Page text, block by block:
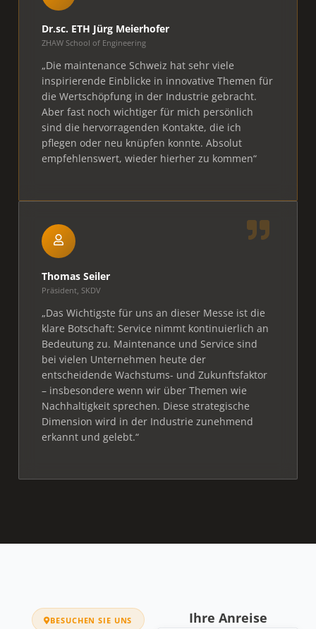
Dr.sc. ETH Jürg Meierhofer
ZHAW School of Engineering
„Die maintenance Schweiz hat sehr viele
inspirierende Einblicke in innovative Themen für
die Wertschöpfung in der Industrie gebracht.
Aber fast noch wichtiger für mich persönlich
sind die hervorragenden Kontakte, die ich
pflegen oder neu knüpfen konnte. Absolut
empfehlenswert, wieder hierher zu kommen“
Thomas Seiler
Präsident, SKDV
„Das Wichtigste für uns an dieser Messe ist die
klare Botschaft: Service nimmt kontinuierlich an
Bedeutung zu. Maintenance und Service sind
bei vielen Unternehmen heute der
entscheidende Wachstums- und Zukunftsfaktor
– insbesondere wenn wir über Themen wie
Nachhaltigkeit sprechen. Diese strategische
Dimension wird in der Industrie zunehmend
erkannt und gelebt.“
BESUCHEN SIE UNS Ihre Anreise